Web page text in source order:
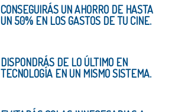
CONSEGUIRÁS UN AHORRO DE HASTA
UN 50% EN LOS GASTOS DE TU CINE.
DISPONDRÁS DE LO ÚLTIMO EN
TECNOLOGÍA EN UN MISMO SISTEMA.